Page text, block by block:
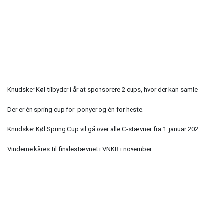
Knudsker Køl tilbyder i år at sponsorere 2 cups, hvor der kan
Der er én spring cup for ponyer og én for heste.
Knudsker Køl Spring Cup vil gå over alle C-stævner fra 1. januar
Vinderne kåres til finalestævnet i VNKR i november.